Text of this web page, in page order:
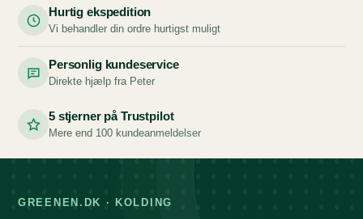
Hurtig ekspedition
Vi behandler din ordre hurtigst muligt
Personlig kundeservice
Direkte hjælp fra Peter
5 stjerner på Trustpilot
Mere end 100 kundeanmeldelser
GREENEN.DK · KOLDING